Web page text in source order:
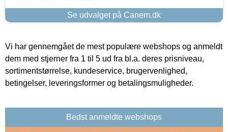
Se udvalget på Canem.dk
Vi har gennemgået de mest populære webshops og anmeldt
dem med stjerner fra 1 til 5 ud fra bl.a. deres prisniveau,
sortimentstørrelse, kundeservice, brugervenlighed,
betingelser, leveringsformer og betalingsmuligheder.
Bedst anmeldte webshops